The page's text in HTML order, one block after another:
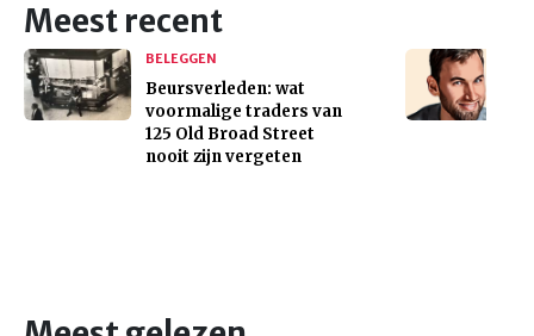
Meest recent
BELEGGEN
Beursverleden: wat
voormalige traders van
125 Old Broad Street
nooit zijn vergeten